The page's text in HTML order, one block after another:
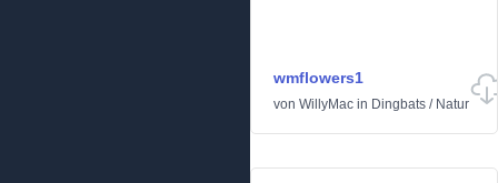
wmflowers1
von WillyMac in Dingbats / Natur